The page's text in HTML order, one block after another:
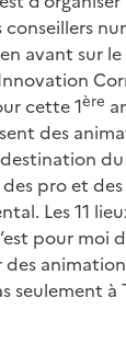
avant sur
cette 1ère
des
pro et des
Les 11
pour moi
des
seulement à